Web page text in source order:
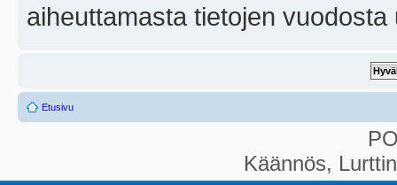
aiheuttamasta tietojen
Etusivu
Käännös,